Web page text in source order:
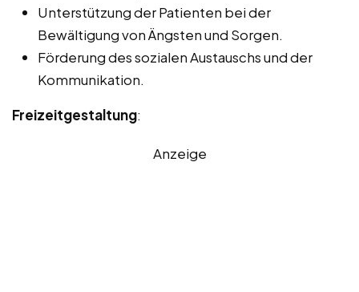
Unterstützung der Patienten bei der
Bewältigung von Ängsten und Sorgen.
Förderung des sozialen Austauschs und der
Kommunikation.
Freizeitgestaltung:
Anzeige